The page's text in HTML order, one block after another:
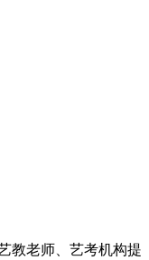
教老师、艺考机构提